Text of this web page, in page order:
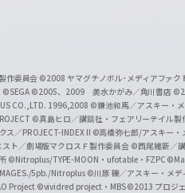
b
e
O
f
f
作委員会 ©2008 ヤマグチノボル･メディアファ
©SEGA ©2005、2009 美水かがみ／角川書店
CO.,LTD. 1996,2008 ©鎌池和馬／アスキー・
©真島ヒロ／講談社・フェアリーテイル製
ス／PROJECT-INDEX II ©高橋弥七郎/アスキー・
ト／劇場版マクロスＦ製作委員会 ©西尾維新／
©Nitroplus/TYPE-MOON・ufotable・FZPC
5pb./Nitroplus ©川原 礫／アスキー・メ
Project ©vividred project・MBS ©2013 プロジェ